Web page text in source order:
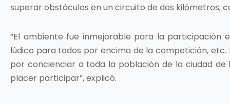
superar obstáculos en un circuito de dos kilómetros,
“El ambiente fue inmejorable para la participación
lúdico para todos por encima de la competición, etc.
por concienciar a toda la población de la ciudad
placer participar”, explicó.